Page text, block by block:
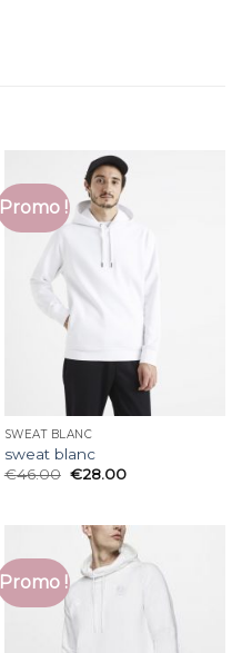
Promo !
SWEAT BLANC
sweat blanc
€46.00 €28.00
Promo !